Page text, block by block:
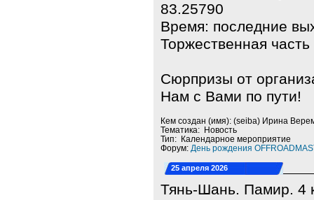
83.25790
Время: последние
Торжественная
Сюрпризы от
Нам с Вами по пути!
Кем создан (имя): (seiba) Ирина
Тематика: Новость
Тип: Календарное мероприятие
Форум: День рождения
25 апреля 2026
Тянь-Шань. Памир. 4